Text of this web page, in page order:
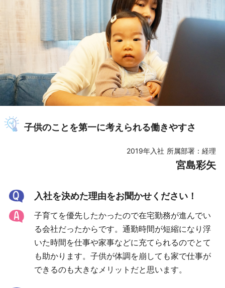
子供のことを第一に考えられる働きやすさ
2019年入社 所属部署：経理
宮島彩矢
入社を決めた理由をお聞かせください！
子育てを優先したかったので在宅勤務が進んでい
る会社だったからです。通勤時間が短縮になり浮
いた時間を仕事や家事などに充てられるのでとて
も助かります。子供が体調を崩しても家で仕事が
できるのも大きなメリットだと思います。